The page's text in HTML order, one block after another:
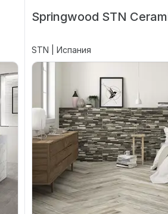
Springwood STN
STN | Испания